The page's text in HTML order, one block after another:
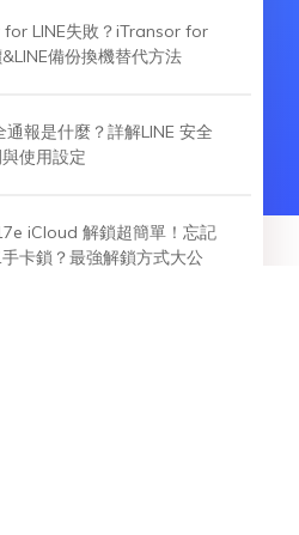
LINE失敗？iTransor for
備份換機替代方法
通報是什麼？詳解LINE 安全
使用設定
iCloud 解鎖超簡單！忘記
卡鎖？最強解鎖方式大公